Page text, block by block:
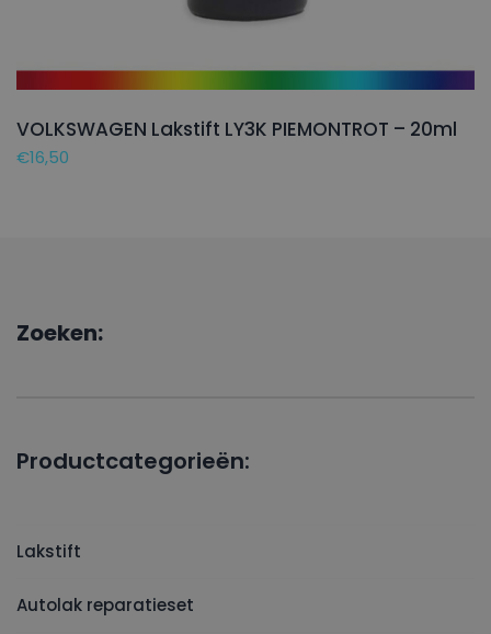
VOLKSWAGEN Lakstift LY3K PIEMONTROT – 20ml
€16,50
Zoeken:
Productcategorieën:
Lakstift
Autolak reparatieset